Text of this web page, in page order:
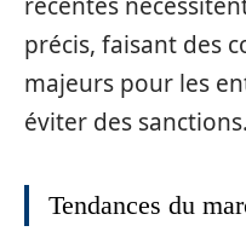
précis, faisant des
majeurs pour les
éviter des sanctions.
Tendances du